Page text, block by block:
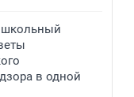
школьный
в одной